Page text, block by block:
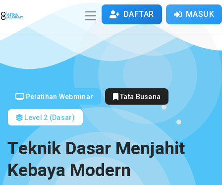
DAFTAR MASUK
Pelatihan Webminar Tata Busana
Level 2 (Dasar)
Teknik Dasar Menjahit
Kebaya Modern